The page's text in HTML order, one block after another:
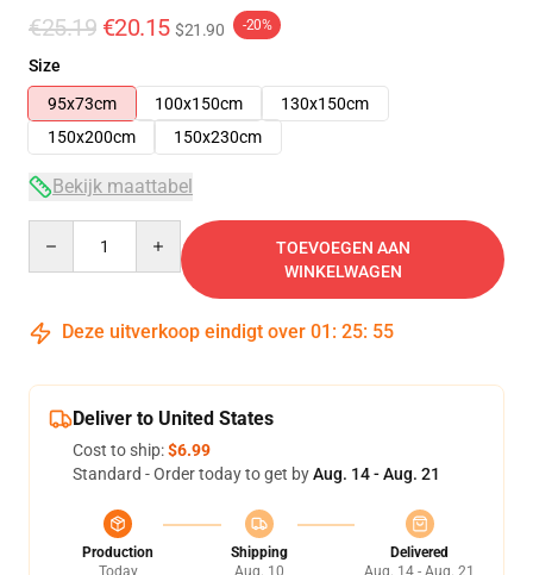
€25.19 €20.15 $21.90 -20%
Size
95x73cm
100x150cm
130x150cm
150x200cm
150x230cm
Bekijk maattabel
TOEVOEGEN AAN
WINKELWAGEN
Deze uitverkoop eindigt over 01 : 25: 55
Deliver to United States
Cost to ship:$6.99
Standard - Order today to get byAug. 14 - Aug. 21
Production
Today
Shipping
Aug. 10
Delivered
Aug. 14 - Aug. 21